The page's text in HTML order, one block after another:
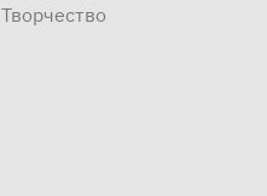
Творчество